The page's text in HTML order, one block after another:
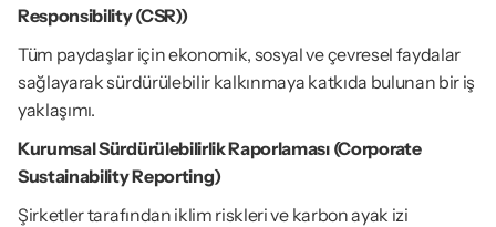
Responsibility (CSR))
Tüm paydaşlar için ekonomik, sosyal ve çevresel faydalar
sağlayarak sürdürülebilir kalkınmaya katkıda bulunan bir iş
yaklaşımı.
Kurumsal Sürdürülebilirlik Raporlaması (Corporate
Sustainability Reporting)
Şirketler tarafından iklim riskleri ve karbon ayak izi